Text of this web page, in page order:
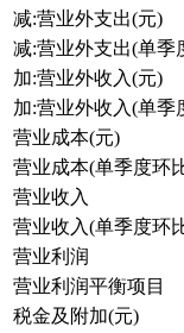
减:营业外支出(元)
减:营业外支出(单季
加:营业外收入(元)
加:营业外收入(单季
营业成本(元)
营业成本(单季度环
营业收入
营业收入(单季度环
营业利润
营业利润平衡项目
税金及附加(元)